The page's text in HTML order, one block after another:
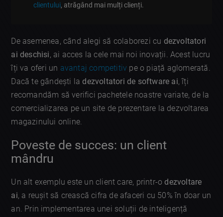
clientului, atrăgând mai mulți clienți.
De asemenea, când alegi să colaborezi cu dezvoltatori
ai deschisi, ai acces la cele mai noi inovații. Acest lucru
îți va oferi un avantaj competitiv pe o piață aglomerată.
Dacă te gândești ladezvoltatori de software ai, îți
recomandăm să verifici pachetele noastre variate, de la
comercializarea pe un site de prezentare la dezvoltarea
magazinului online.
Poveste de succes: un client
mândru
Un alt exemplu este un client care, printr-odezvoltare
ai, a reușit să crească cifra de afaceri cu 50% în doar un
an. Prin implementarea unei soluții de inteligență